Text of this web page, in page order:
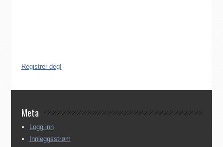
Registrer deg!
Meta
Logg inn
Innleggsstrøm